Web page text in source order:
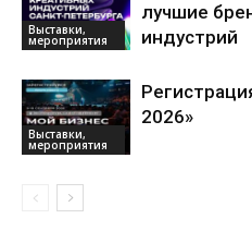
Выставки,
мероприятия
лучшие
индустрий
Выставки,
мероприятия
2026»